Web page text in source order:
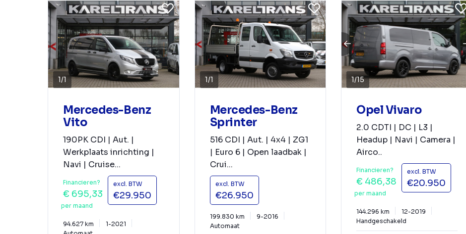
1/1
Mercedes-Benz
Vito
190PK CDI | Aut. |
Werkplaats inrichting |
Navi | Cruise...
Financieren?
€ 695,33
per maand
excl. BTW
€29.950
94.627 km
1-2021
1/1
Mercedes-Benz
Sprinter
516 CDI | Aut. | 4x4 | ZG1
| Euro 6 | Open laadbak |
Crui...
excl. BTW
€26.950
199.830 km
9-2016
Automaat
1/15
Opel Vivaro
2.0 CDTI | DC | L3 |
Headup | Navi | Camera |
Airco..
Financieren?
€ 486,38
per maand
excl. BTW
€20.950
144.296 km
12-2019
Handgeschakeld